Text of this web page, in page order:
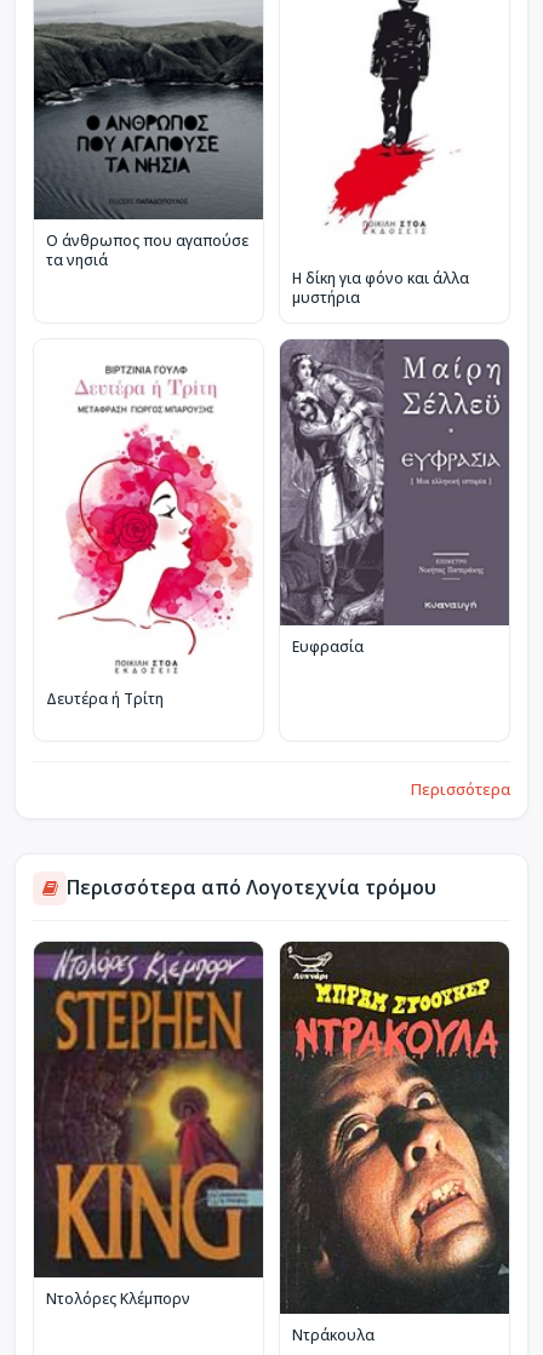
Ο άνθρωπος που αγαπούσε
τα νησιά
Η δίκη για φόνο και άλλα
μυστήρια
Δευτέρα ή Τρίτη
Ευφρασία
Περισσότερα
Περισσότερα από Λογοτεχνία τρόμου
Ντολόρες Κλέμπορν
Ντράκουλα